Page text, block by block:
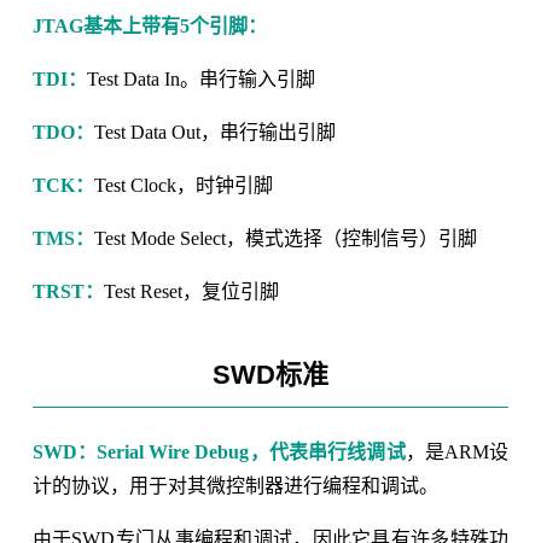
JTAG基本上带有5个引脚：
TDI： Test Data In。串行输入引脚
TDO： Test Data Out，串行输出引脚
TCK： Test Clock，时钟引脚
TMS： Test Mode Select，模式选择（控制信号）引脚
TRST： Test Reset，复位引脚
SWD标准
SWD：Serial Wire Debug，代表串行线调试，是ARM设
计的协议，用于对其微控制器进行编程和调试。
由于SWD专门从事编程和调试，因此它具有许多特殊功